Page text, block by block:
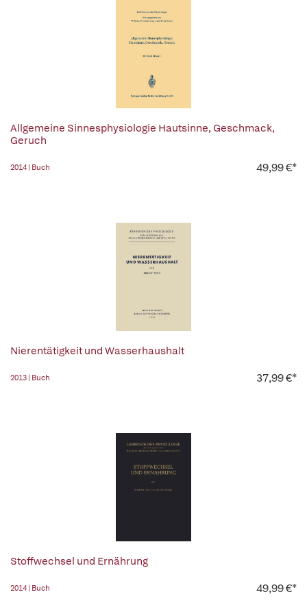
Allgemeine Sinnesphysiologie Hautsinne, Geschmack,
Geruch
2014 | Buch 49,99 €*
Nierentätigkeit und Wasserhaushalt
2013 | Buch 37,99 €*
Stoffwechsel und Ernährung
2014 | Buch 49,99 €*